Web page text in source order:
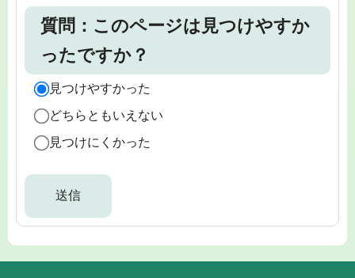
質問：このページは見つけやすか
ったですか？
見つけやすかった
どちらともいえない
見つけにくかった